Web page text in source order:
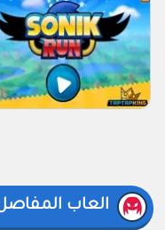
العاب